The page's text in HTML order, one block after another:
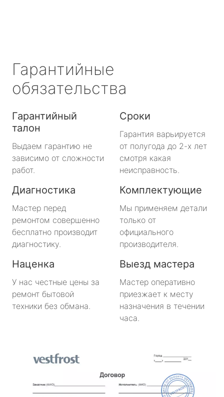
Гарантийные
обязательства
Гарантийный
талон
Выдаем гарантию не
зависимо от сложности
работ.
Сроки
Гарантия варьируется
от полугода до 2-х лет
смотря какая
неисправность.
Диагностика
Мастер перед
ремонтом совершенно
бесплатно производит
диагностику.
Комплектующие
Мы применяем детали
только от
официального
производителя.
Наценка
У нас честные цены за
ремонт бытовой
техники без обмана.
Выезд мастера
Мастер оперативно
приезжает к месту
назначения в течении
часа.